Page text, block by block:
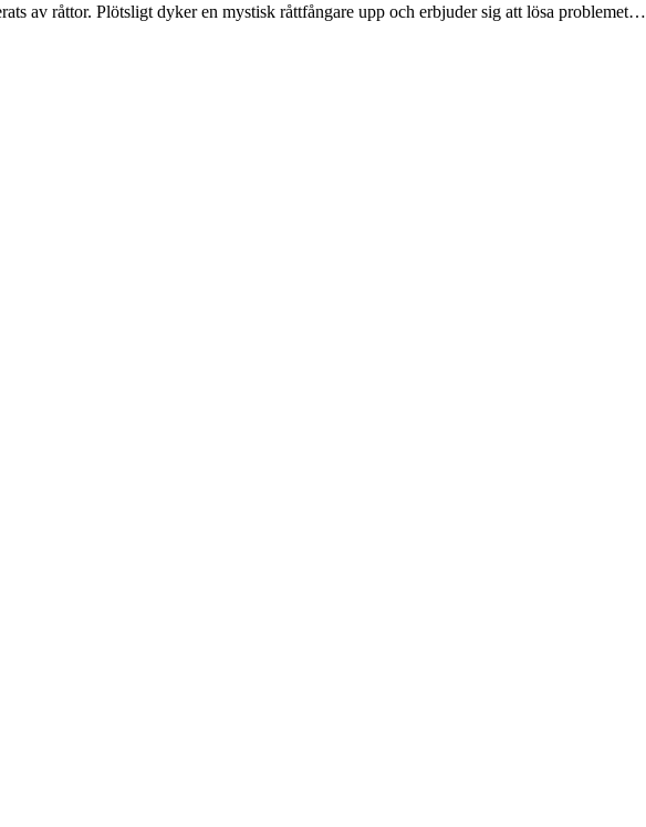
av råttor. Plötsligt dyker en mystisk råttfångare upp och erbjuder sig att lösa problemet…